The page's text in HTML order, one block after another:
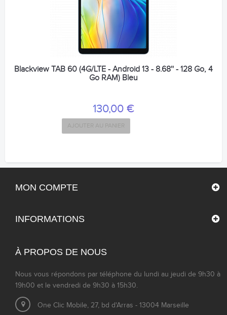
Blackview TAB 60 (4G/LTE - Android 13 - 8.68'' - 128 Go, 4
Go RAM) Bleu
130,00 €
AJOUTER AU PANIER
MON COMPTE
INFORMATIONS
À PROPOS DE NOUS
Nous vous répondons par téléphone du lundi au jeudi de 9h30 à
19h00 et le vendredi de 9h30 à 15h30.
One Clic Mobile, 27, bd d'Arras - 13004 Marseille